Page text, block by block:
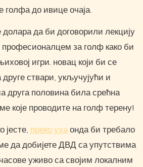
голфа до ивице очаја.
долара да би договорили лекцију
за голф како би
игри. новац који би се
ствари, укључујући и
друга половина била срећна
које проводите на голф терену!
јесте, преко ухаонда би требало
да добијете ДВД са упутствима
уживо са својим локалним